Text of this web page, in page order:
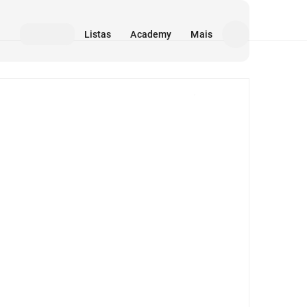
Listas Academy Mais